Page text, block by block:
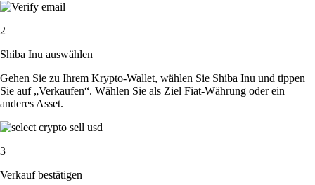
2
Shiba Inu auswählen
Gehen Sie zu Ihrem Krypto-Wallet, wählen Sie Shiba Inu und tippen
Sie auf „Verkaufen“. Wählen Sie als Ziel Fiat-Währung oder ein
anderes Asset.
3
Verkauf bestätigen